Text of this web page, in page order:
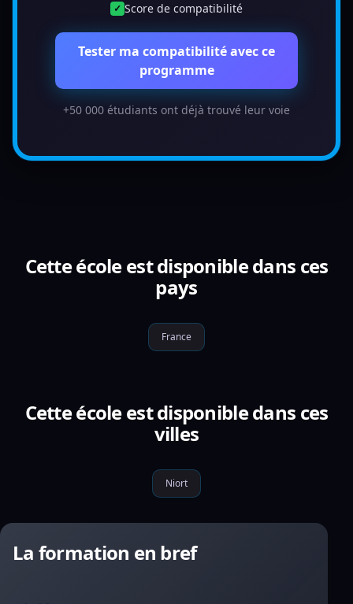
✓ Score de compatibilité
Tester ma compatibilité avec ce
programme
+50 000 étudiants ont déjà trouvé leur voie
Cette école est disponible dans ces
pays
France
Cette école est disponible dans ces
villes
Niort
La formation en bref